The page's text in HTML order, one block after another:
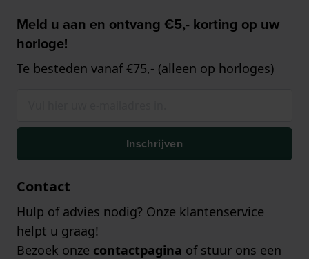
Meld u aan en ontvang €5,- korting op uw
horloge!
Te besteden vanaf €75,- (alleen op horloges)
Inschrijven
Contact
Hulp of advies nodig? Onze klantenservice
helpt u graag!
Bezoek onze contactpagina of stuur ons een